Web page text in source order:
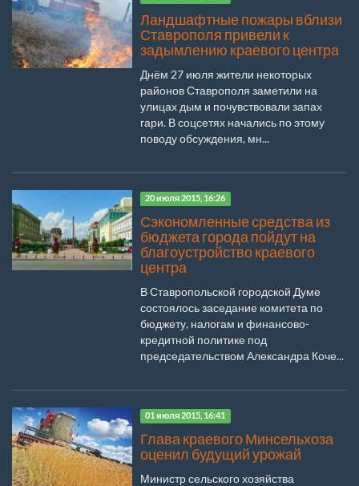
Ландшафтные пожары вблизи
Ставрополя привели к
задымлению краевого центра
Днём 27 июля жители некоторых
районов Ставрополя заметили на
улицах дым и почувствовали запах
гари. В соцсетях начались по этому
поводу обсуждения, мн...
20 июля 2015, 16:26
Сэкономленные средства из
бюджета города пойдут на
благоустройство краевого
центра
В Ставропольской городской Думе
состоялось заседание комитета по
бюджету, налогам и финансово-
кредитной политике под
председательством Александра Коче...
01 июля 2015, 16:41
Глава краевого Минсельхоза
оценил будущий урожай
Министр сельского хозяйства